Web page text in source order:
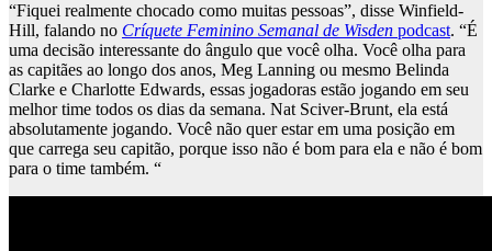
“Fiquei realmente chocado como muitas pessoas”, disse Winfield-
Hill, falando no Críquete Feminino Semanal de Wisden podcast. “É
uma decisão interessante do ângulo que você olha. Você olha para
as capitães ao longo dos anos, Meg Lanning ou mesmo Belinda
Clarke e Charlotte Edwards, essas jogadoras estão jogando em seu
melhor time todos os dias da semana. Nat Sciver-Brunt, ela está
absolutamente jogando. Você não quer estar em uma posição em
que carrega seu capitão, porque isso não é bom para ela e não é bom
para o time também. “